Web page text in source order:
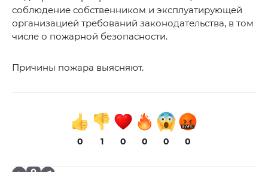
соблюдение собственником и эксплуатирующей
организацией требований законодательства, в том
числе о пожарной безопасности.
Причины пожара выясняют.
0 1 0 0 0 0